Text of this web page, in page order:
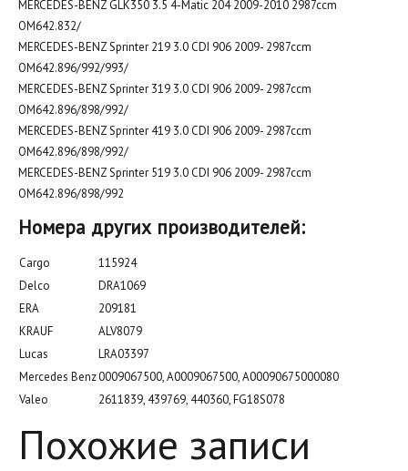
MERCEDES-BENZ GLK350 3.5 4-Matic 204 2009-2010 2987ccm
OM642.832/
MERCEDES-BENZ Sprinter 219 3.0 CDI 906 2009- 2987ccm
OM642.896/992/993/
MERCEDES-BENZ Sprinter 319 3.0 CDI 906 2009- 2987ccm
OM642.896/898/992/
MERCEDES-BENZ Sprinter 419 3.0 CDI 906 2009- 2987ccm
OM642.896/898/992/
MERCEDES-BENZ Sprinter 519 3.0 CDI 906 2009- 2987ccm
OM642.896/898/992
Номера других производителей:
Cargo
115924
Delco
DRA1069
ERA
209181
KRAUF
ALV8079
Lucas
LRA03397
Mercedes Benz0009067500, A0009067500, A00090675000080
Valeo
2611839, 439769, 440360, FG18S078
Похожие записи